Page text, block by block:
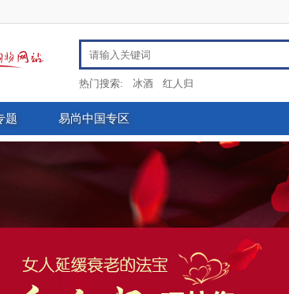
热门搜索: 冰酒 红人归
题 易尚中国专区